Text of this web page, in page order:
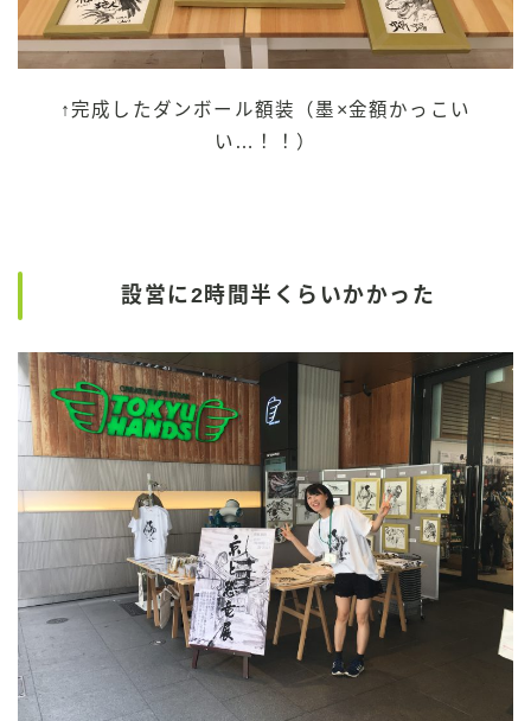
↑完成したダンボール額装（墨×金額かっこい
い…！！）
設営に2時間半くらいかかった